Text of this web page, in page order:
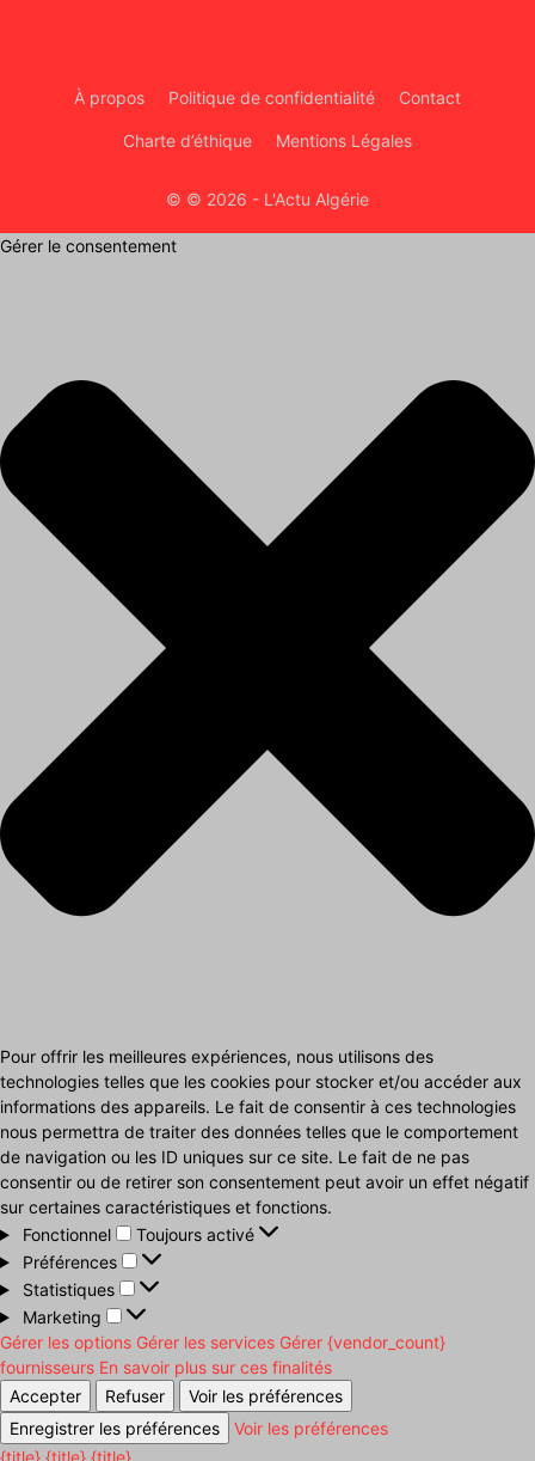
À propos Politique de confidentialité Contact
Charte d’éthique Mentions Légales
© © 2026 - L'Actu Algérie
Gérer le consentement
Pour offrir les meilleures expériences, nous utilisons des
technologies telles que les cookies pour stocker et/ou accéder aux
informations des appareils. Le fait de consentir à ces technologies
nous permettra de traiter des données telles que le comportement
de navigation ou les ID uniques sur ce site. Le fait de ne pas
consentir ou de retirer son consentement peut avoir un effet négatif
sur certaines caractéristiques et fonctions.
Fonctionnel
Fonctionnel
Toujours activé
Préférences
Préférences
Statistiques
Statistiques
Marketing
Marketing
Gérer les options Gérer les services Gérer {vendor_count}
fournisseurs En savoir plus sur ces finalités
Accepter
Refuser
Voir les préférences
Enregistrer les préférences
Voir les préférences
{title} {title} {title}